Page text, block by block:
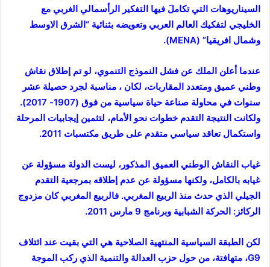
السيناريوهات التي تكاملَ فيها التفكير الرأسمالي الغربي مع
الخليجي لتفكيك العالم العربي وتعويضه بثنائية “الشرق الاوسط
وشمال افريقيا” (MENA).
عندما أعلن الملك عن فشل النموذج التنموي، لو تم إطلاق نقاش
وطني عميق ومتعدد المقاربات، لكان ، مناسبة لجرد حصيلة عشر
سنوات في محاولة صناعة حياة سياسية من فوق (1907- 2017).
ولكانت النتيجة التقدم خطوات نحو الأمام، لتثمين إيجابيات المرحلة
واستكمال تعاقد سياسي متقدم على طريق مكتسبات 2011.
غياب النقاش الوطني العميق المذكور، ليست الدولة مسؤولة عن
غيابه بالكامل، ولكنها مسؤولة عن عدم إطلاقه بمرجعية التقدم
الجيلي الذي حدث منذ الربيع المغربي. فالربيع المغربي كان مزدوج
الركائز: الحركة الشبابية وبرنامج 9 مارس 2011.
لكن الطبقة السياسية المنتهية الصلاحية هي التي بقيت عند ائتلاف
G9، متهافتة، من حول حزب العدالة والتنمية الذي ركب الموجة